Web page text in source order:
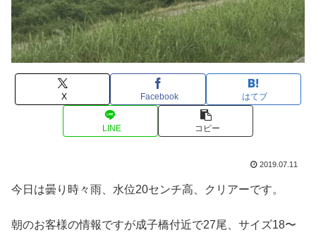
X Facebook はてブ
LINE コピー
2019.07.11
今日は曇り時々雨、水位20センチ高、クリアーです。
朝のお客様の情報ですが成子橋付近で27尾、サイズ18〜